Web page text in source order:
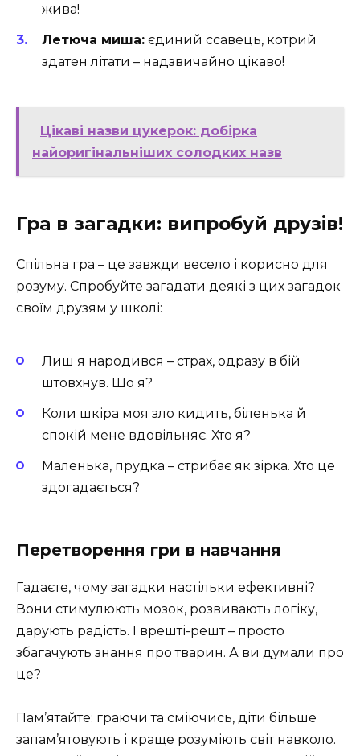
жива!
Летюча миша: єдиний ссавець, котрий
здатен літати – надзвичайно цікаво!
Цікаві назви цукерок: добірка
найоригінальніших солодких назв
Гра в загадки: випробуй друзів!
Спільна гра – це завжди весело і корисно для
розуму. Спробуйте загадати деякі з цих загадок
своїм друзям у школі:
Лиш я народився – страх, одразу в бій
штовхнув. Що я?
Коли шкіра моя зло кидить, біленька й
спокій мене вдовільняє. Хто я?
Маленька, прудка – стрибає як зірка. Хто це
здогадається?
Перетворення гри в навчання
Гадаєте, чому загадки настільки ефективні?
Вони стимулюють мозок, розвивають логіку,
дарують радість. І врешті-решт – просто
збагачують знання про тварин. А ви думали про
це?
Пам’ятайте: граючи та сміючись, діти більше
запам’ятовують і краще розуміють світ навколо.